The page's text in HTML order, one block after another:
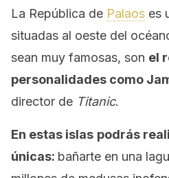
La República de Palaos es
situadas al oeste del
sean muy famosas, son el
personalidades como
director de Titanic.
En estas islas podrás
únicas: bañarte en una